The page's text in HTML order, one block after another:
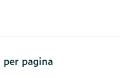
per pagina